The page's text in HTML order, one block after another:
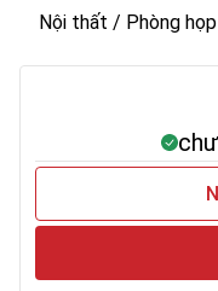
Nội thất / Phòng